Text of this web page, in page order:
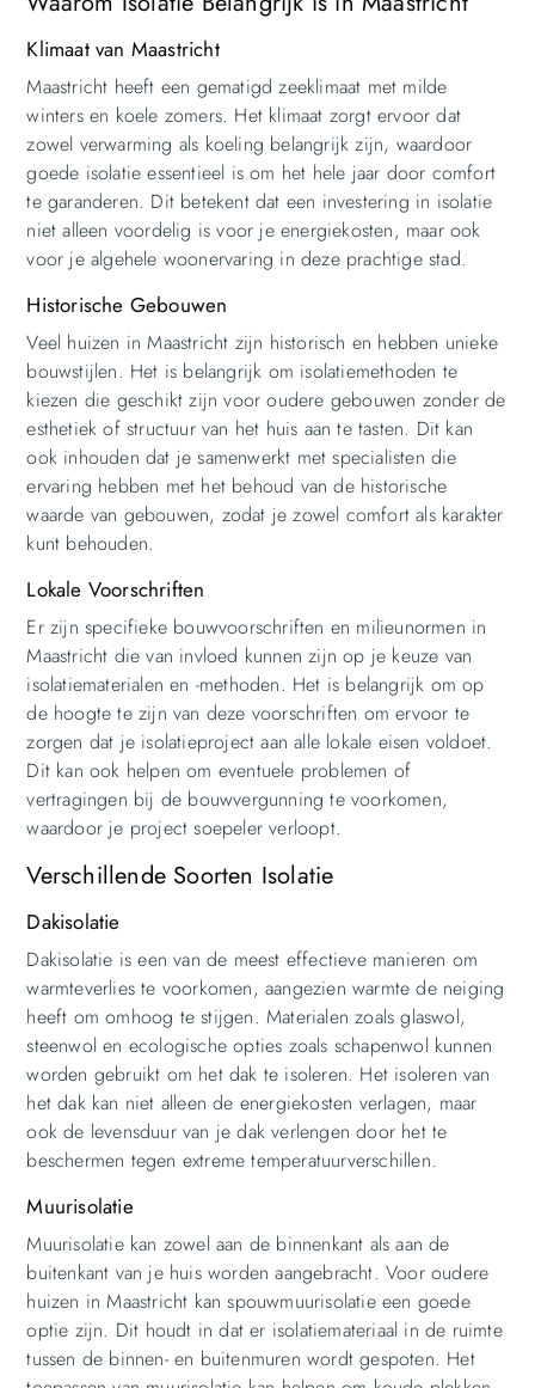
Klimaat van Maastricht
Maastricht heeft een gematigd zeeklimaat met milde
winters en koele zomers. Het klimaat zorgt ervoor dat
zowel verwarming als koeling belangrijk zijn, waardoor
goede isolatie essentieel is om het hele jaar door comfort
te garanderen. Dit betekent dat een investering in isolatie
niet alleen voordelig is voor je energiekosten, maar ook
voor je algehele woonervaring in deze prachtige stad.
Historische Gebouwen
Veel huizen in Maastricht zijn historisch en hebben unieke
bouwstijlen. Het is belangrijk om isolatiemethoden te
kiezen die geschikt zijn voor oudere gebouwen zonder de
esthetiek of structuur van het huis aan te tasten. Dit kan
ook inhouden dat je samenwerkt met specialisten die
ervaring hebben met het behoud van de historische
waarde van gebouwen, zodat je zowel comfort als karakter
kunt behouden.
Lokale Voorschriften
Er zijn specifieke bouwvoorschriften en milieunormen in
Maastricht die van invloed kunnen zijn op je keuze van
isolatiematerialen en -methoden. Het is belangrijk om op
de hoogte te zijn van deze voorschriften om ervoor te
zorgen dat je isolatieproject aan alle lokale eisen voldoet.
Dit kan ook helpen om eventuele problemen of
vertragingen bij de bouwvergunning te voorkomen,
waardoor je project soepeler verloopt.
Verschillende Soorten Isolatie
Dakisolatie
Dakisolatie is een van de meest effectieve manieren om
warmteverlies te voorkomen, aangezien warmte de neiging
heeft om omhoog te stijgen. Materialen zoals glaswol,
steenwol en ecologische opties zoals schapenwol kunnen
worden gebruikt om het dak te isoleren. Het isoleren van
het dak kan niet alleen de energiekosten verlagen, maar
ook de levensduur van je dak verlengen door het te
beschermen tegen extreme temperatuurverschillen.
Muurisolatie
Muurisolatie kan zowel aan de binnenkant als aan de
buitenkant van je huis worden aangebracht. Voor oudere
huizen in Maastricht kan spouwmuurisolatie een goede
optie zijn. Dit houdt in dat er isolatiemateriaal in de ruimte
tussen de binnen- en buitenmuren wordt gespoten. Het